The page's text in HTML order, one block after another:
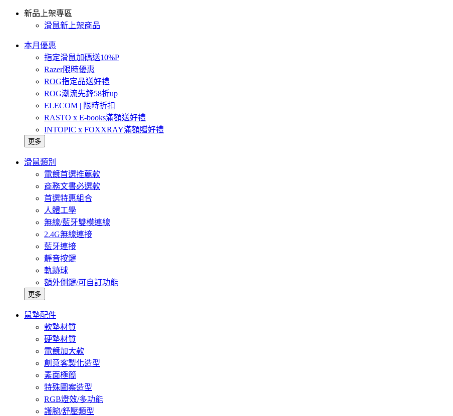
新品上架專區
滑鼠新上架商品
本月優惠
指定滑鼠加碼送10%P
Razer限時優惠
ROG指定品送好禮
ROG潮流先鋒58折up
ELECOM | 限時折扣
RASTO x E-books滿額送好禮
INTOPIC x FOXXRAY滿額贈好禮
更多
滑鼠類別
電競首選推薦款
商務文書必選款
首選特惠組合
人體工學
無線/藍牙雙模連線
2.4G無線連接
藍牙連接
靜音按鍵
軌跡球
額外側鍵/可自訂功能
更多
鼠墊配件
軟墊材質
硬墊材質
電競加大款
創意客製化造型
素面極簡
特殊圖案造型
RGB燈效/多功能
護腕/舒壓類型